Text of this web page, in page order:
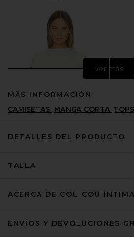
Citizens of Humanity Baby
ver más
MÁS INFORMACIÓN
CAMISETAS MANGA CORTA
DETALLES DEL PRODUCTO
TALLA
ACERCA DE COU COU
ENVÍOS Y DEVOLUCIONES